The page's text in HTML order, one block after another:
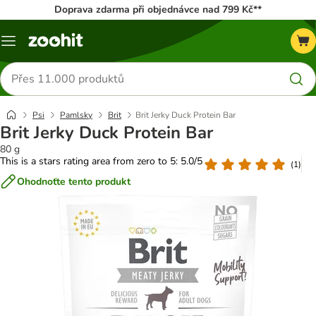
Doprava zdarma při objednávce nad 799 Kč**
Menu
Hledat
produkty
Psi Pamlsky Brit Brit Jerky Duck Protein Bar
Brit Jerky Duck Protein Bar
80 g
This is a stars rating area from zero to 5: 5.0/5
(1)
Ohodnoťte tento produkt